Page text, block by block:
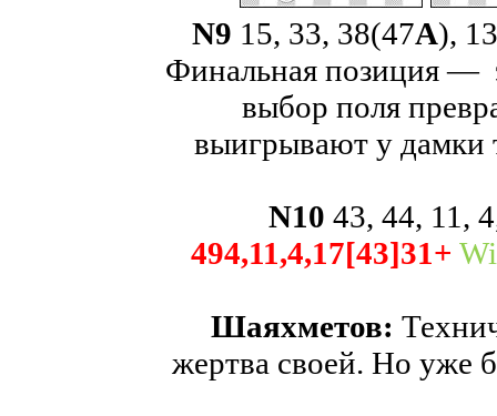
N9 15, 33, 38(47А),
Финальная позиция —
выбор поля
выигрывают у дамки
N10 43, 44, 11,
494,11,4,17[43]31+
Шаяхметов:
жертва своей. Но уже